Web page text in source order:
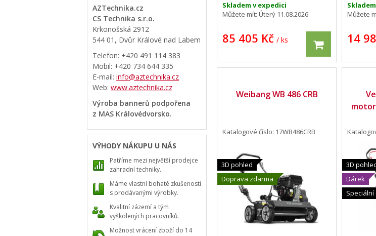
Skladem v expedici
Můžete mít: Úterý 11.08.2026
85 405 Kč / ks
Skladem
Můžete
14
Weibang WB 486 CRB
3D pohled
Doprava zdarma
Katalogové číslo: 17WB486CRB
3D
Dárek
Speciální
AZTechnika.cz
CS Technika s.r.o.
Krkonošská 2912
544 01, Dvůr Králové nad Labem
Telefon: +420 491 114 383
Mobil: +420 734 644 335
E-mail: info@aztechnika.cz
Web: www.aztechnika.cz
Výroba bannerů podpořena
z MAS Královédvorsko.
VÝHODY NÁKUPU U NÁS
Patříme mezi největší prodejce
zahradní techniky.
Máme vlastní bohaté zkušenosti
s prodávanými výrobky.
Kvalitní zázemí a tým
vyškolených pracovníků.
Možnost vrácení zboží do 14